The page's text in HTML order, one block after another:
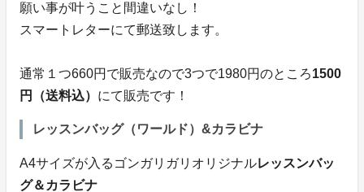
願い事が叶うこと間違いなし！
スマートレターにて郵送致します。
通常１つ660円で販売なので3つで1980円のところ1500
円（送料込） にて販売です！
レッスンバッグ（ワールド）&カラビナ
A4サイズが入るゴンガリガリオリジナルレッスンバッ
グ＆カラビナ